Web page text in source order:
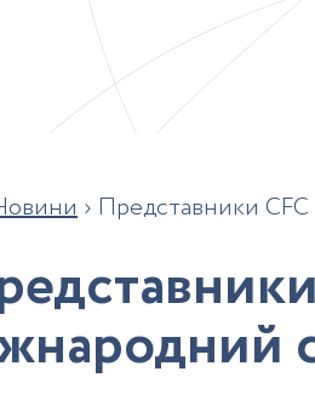
› Представники
едставники
народний